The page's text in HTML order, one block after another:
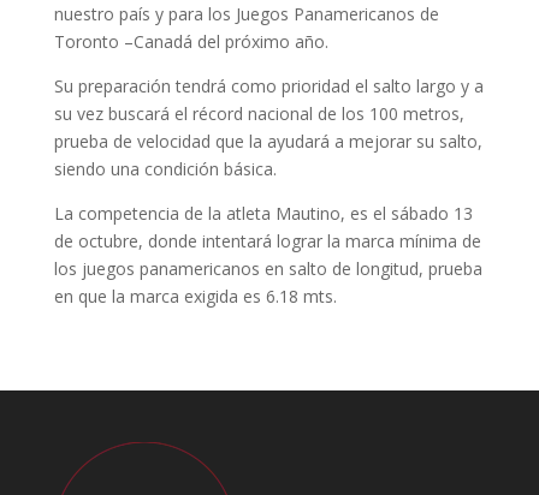
nuestro país y para los Juegos Panamericanos de
Toronto –Canadá del próximo año.
Su preparación tendrá como prioridad el salto largo y a
su vez buscará el récord nacional de los 100 metros,
prueba de velocidad que la ayudará a mejorar su salto,
siendo una condición básica.
La competencia de la atleta Mautino, es el sábado 13
de octubre, donde intentará lograr la marca mínima de
los juegos panamericanos en salto de longitud, prueba
en que la marca exigida es 6.18 mts.